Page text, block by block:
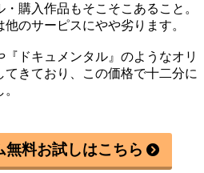
購入作品もそこそこあること。
のサーピスにやや劣ります。
ドキュメンタル』のようなオリ
てきており、この価格で十二分に
料お試しはこちら